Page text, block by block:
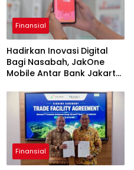
Finansial
Hadirkan Inovasi Digital
Bagi Nasabah, JakOne
Mobile Antar Bank Jakarta
Excellence Awards 2026
Finansial